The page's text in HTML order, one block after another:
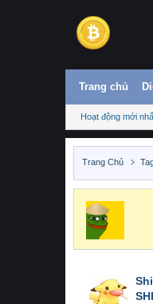
Trang chủ
Hoạt động mới
Trang Chủ